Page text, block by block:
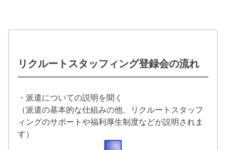
リクルートスタッフィング登録会の流れ
・派遣についての説明を聞く
（派遣の基本的な仕組みの他、リクルートスタッフ
ィングのサポートや福利厚生制度などが説明されま
す）